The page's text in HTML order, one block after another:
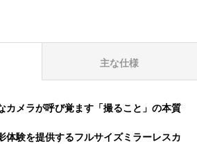
主な仕様
カメラが呼び覚ます「撮ること」の本質
体験を提供するフルサイズミラーレスカ